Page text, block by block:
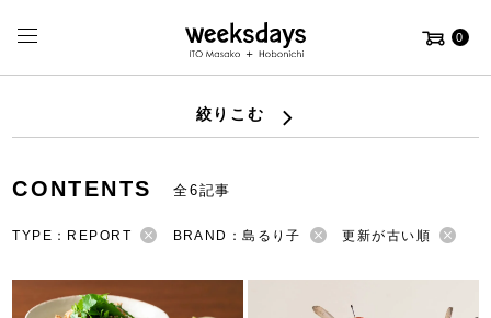
0
絞りこむ
CONTENTS 全6記事
TYPE：REPORT BRAND：島るり子 更新が古い順